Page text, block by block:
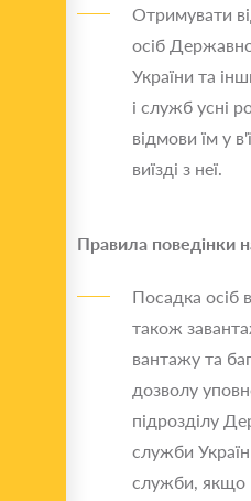
Отримувати
осіб
України та
і служб усні
відмови їм у
виїзді з неї.
Правила поведінки
Посадка осіб
також
вантажу та
дозволу
підрозділу
служби
служби, якщо